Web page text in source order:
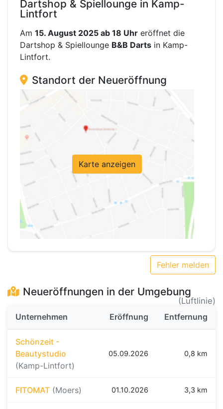
Dartshop & Spiellounge in Kamp-
Lintfort
Am 15. August 2025 ab 18 Uhr eröffnet die
Dartshop & Spiellounge B&B Darts in Kamp-
Lintfort.
Standort der Neueröffnung
Karte anzeigen
Fehler melden
Neueröffnungen in der Umgebung
(Luftlinie)
Unternehmen
Eröffnung Entfernung
Schönzeit -
Beautystudio
(Kamp-Lintfort)
05.09.2026 0,8 km
FITOMAT (Moers) 01.10.2026 3,3 km